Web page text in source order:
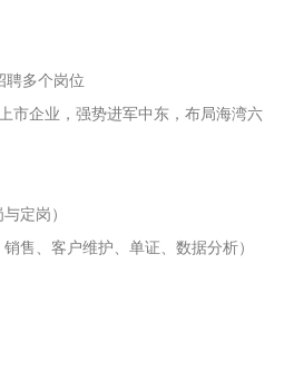
聘多个岗位
市企业，强势进军中东，布局海湾六
定岗）
售、客户维护、单证、数据分析）